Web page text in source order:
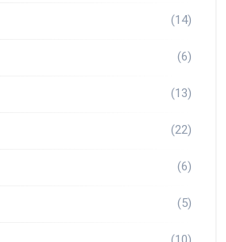
(14)
(6)
(13)
(22)
(6)
(5)